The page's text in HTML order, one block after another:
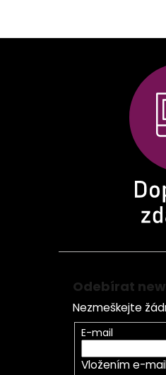
Z
Odebírat
Nezmeškejte
E-mail
Vložením e-